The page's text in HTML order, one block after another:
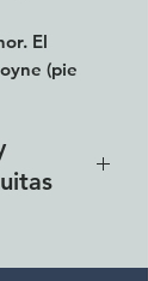
El
(pie
y todo